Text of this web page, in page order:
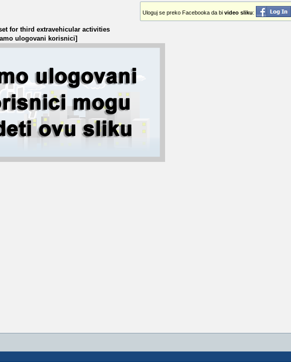
Uloguj se preko Facebooka da bi video sliku:
for third extravehicular activities
ulogovani korisnici]